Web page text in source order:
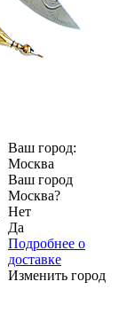
Ваш город:
Москва
Ваш город
Москва?
Нет
Да
Подробнее о
доставке
Изменить город